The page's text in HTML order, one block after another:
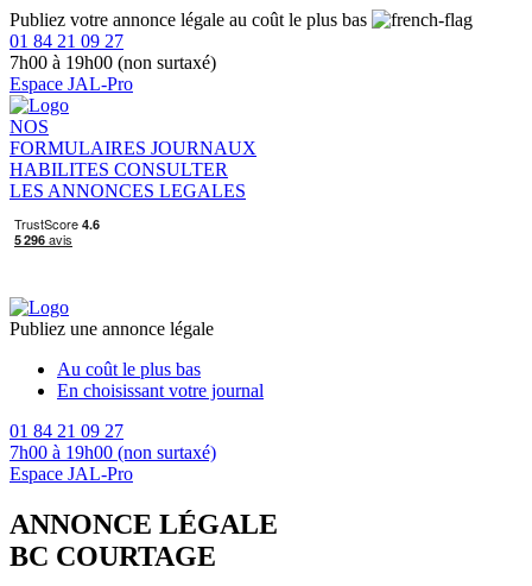
Publiez votre annonce légale au coût le plus bas
01 84 21 09 27
7h00 à 19h00 (non surtaxé)
Espace JAL-Pro
NOS
FORMULAIRES JOURNAUX
HABILITES CONSULTER
LES ANNONCES LEGALES
Publiez une annonce légale
Au coût le plus bas
En choisissant votre journal
01 84 21 09 27
7h00 à 19h00 (non surtaxé)
Espace JAL-Pro
ANNONCE LÉGALE
BC COURTAGE